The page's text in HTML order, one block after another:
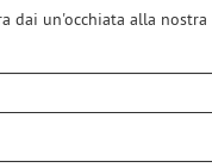
dai un'occhiata alla nostra